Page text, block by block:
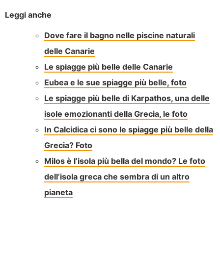
Leggi anche
Dove fare il bagno nelle piscine naturali
delle Canarie
Le spiagge più belle delle Canarie
Eubea e le sue spiagge più belle, foto
Le spiagge più belle di Karpathos, una delle
isole emozionanti della Grecia, le foto
In Calcidica ci sono le spiagge più belle della
Grecia? Foto
Milos è l’isola più bella del mondo? Le foto
dell’isola greca che sembra di un altro
pianeta